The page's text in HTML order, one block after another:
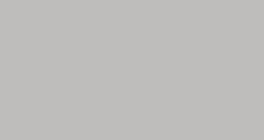
danni e ottenere sempre